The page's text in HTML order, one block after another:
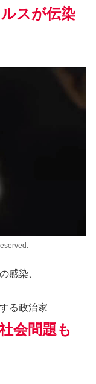
スが伝染
感染、
る政治家
会問題も